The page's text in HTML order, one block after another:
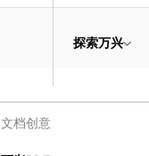
探索万兴
文档创意